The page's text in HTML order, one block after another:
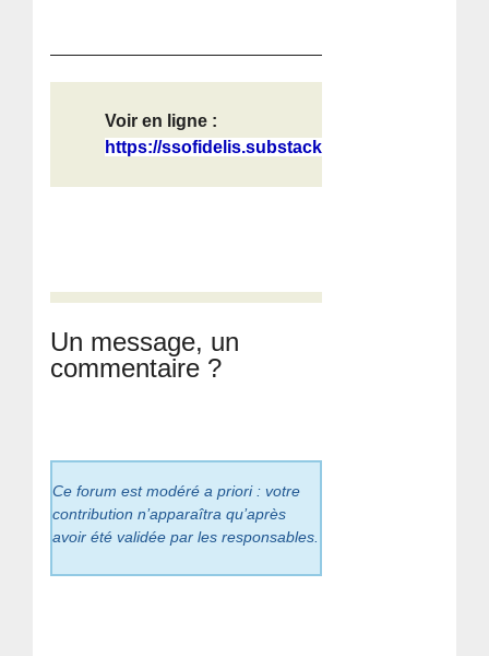
Voir en ligne :
https://ssofidelis.substack.com/p/l...
Un message, un
commentaire ?
Ce forum est modéré a priori : votre
contribution n’apparaîtra qu’après
avoir été validée par les responsables.